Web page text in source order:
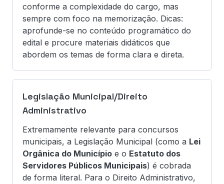
conforme a complexidade do cargo, mas
sempre com foco na memorização. Dicas:
aprofunde-se no conteúdo programático do
edital e procure materiais didáticos que
abordem os temas de forma clara e direta.
Legislação Municipal/Direito
Administrativo
Extremamente relevante para concursos
municipais, a Legislação Municipal (como a Lei
Orgânica do Município e o Estatuto dos
Servidores Públicos Municipais) é cobrada
de forma literal. Para o Direito Administrativo,